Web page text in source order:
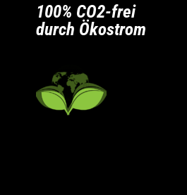
100% CO2-frei
durch Ökostrom